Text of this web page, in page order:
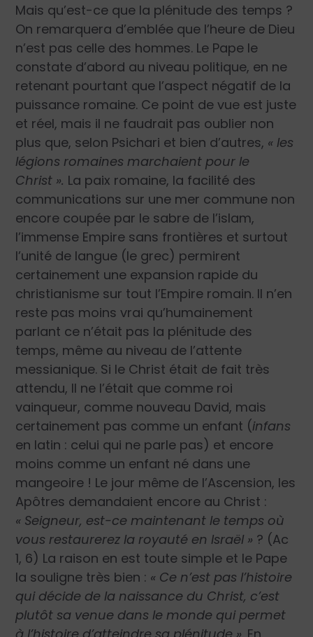
Mais qu’est-ce que la plénitude des temps ?
On remarquera d’emblée que l’heure de Dieu
n’est pas celle des hommes. Le Pape le
constate d’abord au niveau politique, en ne
retenant pourtant que l’aspect négatif de la
puissance romaine. Ce point de vue est juste
et réel, mais il ne faudrait pas oublier non
plus que, selon Psichari et bien d’autres, « les
légions romaines marchaient pour le
Christ ». La paix romaine, la facilité des
communications sur une mer commune non
encore coupée par le sabre de l’islam,
l’immense Empire sans frontières et surtout
l’unité de langue (le grec) permirent
certainement une expansion rapide du
christianisme sur tout l’Empire romain. Il n’en
reste pas moins vrai qu’humainement
parlant ce n’était pas la plénitude des
temps, même au niveau de l’attente
messianique. Si le Christ était de fait très
attendu, Il ne l’était que comme roi
vainqueur, comme nouveau David, mais
certainement pas comme un enfant (infans
en latin : celui qui ne parle pas) et encore
moins comme un enfant né dans une
mangeoire ! Le jour même de l’Ascension, les
Apôtres demandaient encore au Christ :
« Seigneur, est-ce maintenant le temps où
vous restaurerez la royauté en Israël » ? (Ac
1, 6) La raison en est toute simple et le Pape
la souligne très bien : « Ce n’est pas l’histoire
qui décide de la naissance du Christ, c’est
plutôt sa venue dans le monde qui permet